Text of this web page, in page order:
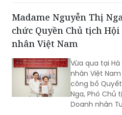
tục khẳng
chăn nuôi
học, phòng
vững.
nhân Việt Nam
Vừa qua tại
nhân Việt Nam
công bố
Nga, Phó Chủ
Doanh nhân
tịch Tập đoàn
Chủ tịch Hội
Nam.
Khởi công Dự án Nhà